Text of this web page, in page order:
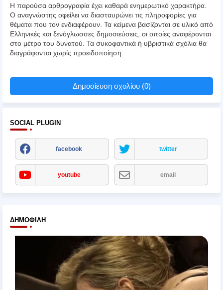
Η παρούσα αρθρογραφία έχει καθαρά ενημερωτικό χαρακτήρα.
Ο αναγνώστης οφείλει να διασταυρώνει τις πληροφορίες για
θέματα που τον ενδιαφέρουν. Τα κείμενα βασίζονται σε υλικό από
Ελληνικές και ξενόγλωσσες δημοσιεύσεις, οι οποίες αναφέρονται
στο μέτρο του δυνατού. Τα συκοφαντικά ή υβριστικά σχόλια θα
διαγράφονται χωρίς προειδοποίηση.
Δημοσίευση σχολίου (0)
SOCIAL PLUGIN
facebook twitter
youtube email
ΔΗΜΟΦΙΛΉ